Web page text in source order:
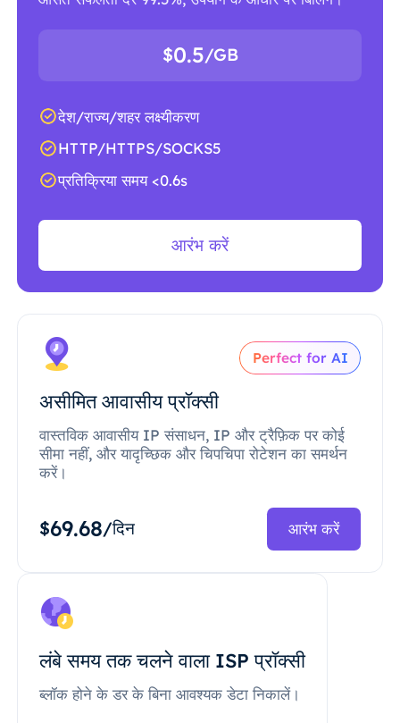
$0.5/GB
देश/राज्य/शहर लक्ष्यीकरण
HTTP/HTTPS/SOCKS5
प्रतिक्रिया समय <0.6s
आरंभ करें
Perfect for AI
असीमित आवासीय प्रॉक्सी
वास्तविक आवासीय IP संसाधन, IP और ट्रैफ़िक पर कोई
सीमा नहीं, और यादृच्छिक और चिपचिपा रोटेशन का समर्थन
करें।
$69.68/दिन आरंभ करें
लंबे समय तक चलने वाला ISP प्रॉक्सी
ब्लॉक होने के डर के बिना आवश्यक डेटा निकालें।